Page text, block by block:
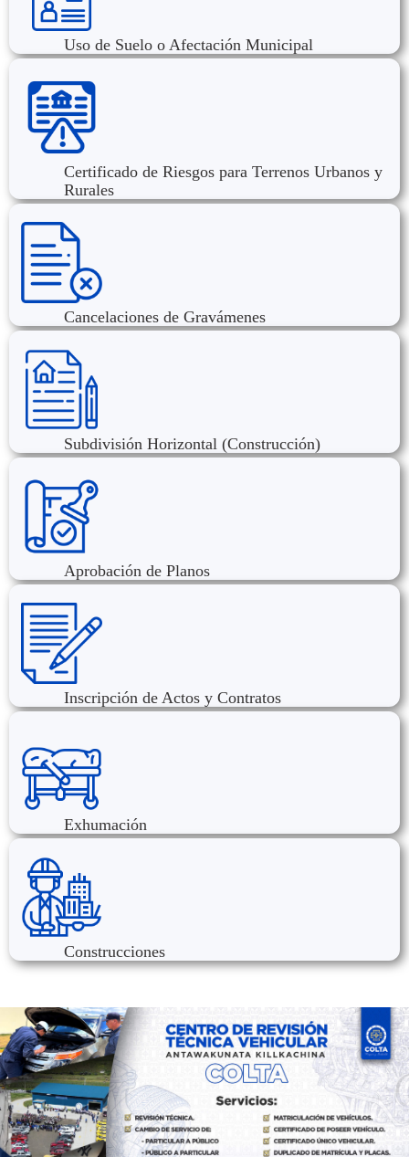
Uso de Suelo o Afectación Municipal
Certificado de Riesgos para Terrenos Urbanos y
Rurales
Cancelaciones de Gravámenes
Subdivisión Horizontal (Construcción)
Aprobación de Planos
Inscripción de Actos y Contratos
Exhumación
Construcciones